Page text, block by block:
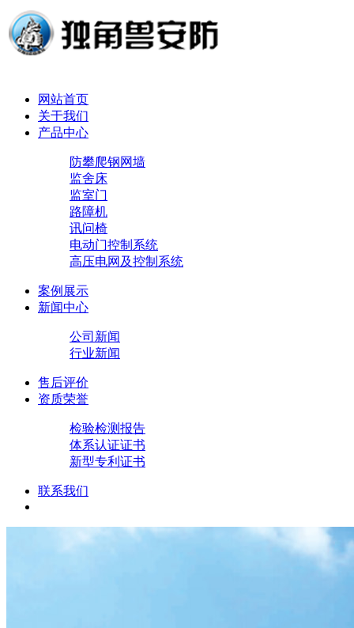
网站首页
关于我们
产品中心
防攀爬钢网墙
监舍床
监室门
路障机
讯问椅
电动门控制系统
高压电网及控制系统
案例展示
新闻中心
公司新闻
行业新闻
售后评价
资质荣誉
检验检测报告
体系认证证书
新型专利证书
联系我们